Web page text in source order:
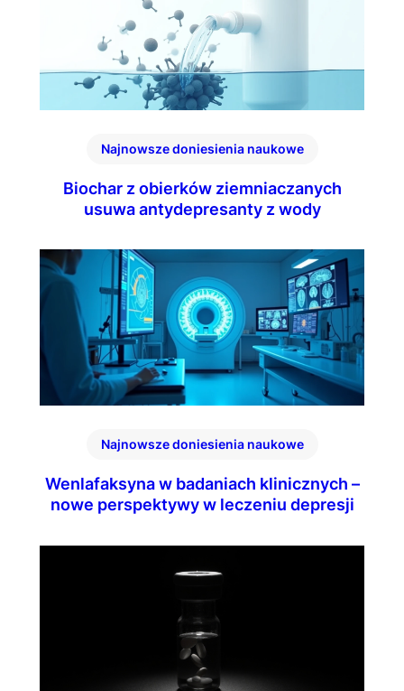
Najnowsze doniesienia naukowe
Biochar z obierków ziemniaczanych
usuwa antydepresanty z wody
Najnowsze doniesienia naukowe
Wenlafaksyna w badaniach klinicznych –
nowe perspektywy w leczeniu depresji